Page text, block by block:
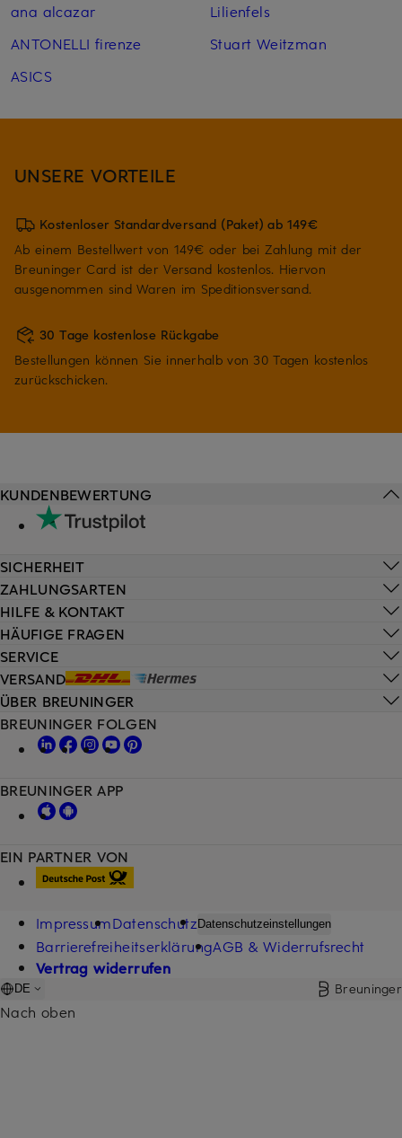
ana alcazar
ANTONELLI firenze
ASICS
Lilienfels
Stuart Weitzman
UNSERE VORTEILE
Kostenloser Standardversand (Paket) ab 149€
Ab einem Bestellwert von 149€ oder bei Zahlung mit der
Breuninger Card ist der Versand kostenlos. Hiervon
ausgenommen sind Waren im Speditionsversand.
30 Tage kostenlose Rückgabe
Bestellungen können Sie innerhalb von 30 Tagen kostenlos
zurückschicken.
HILFE & KONTAKT
HÄUFIGE FRAGEN
SERVICE
VERSAND
KUNDENBEWERTUNG
SICHERHEIT
ZAHLUNGSARTEN
ÜBER BREUNINGER
EIN PARTNER VON
BREUNINGER FOLGEN
BREUNINGER APP
ImpressumDatenschutzDatenschutzeinstellungen
BarrierefreiheitserklärungAGB & Widerrufsrecht
Vertrag widerrufen
DE Breuninger
Nach oben